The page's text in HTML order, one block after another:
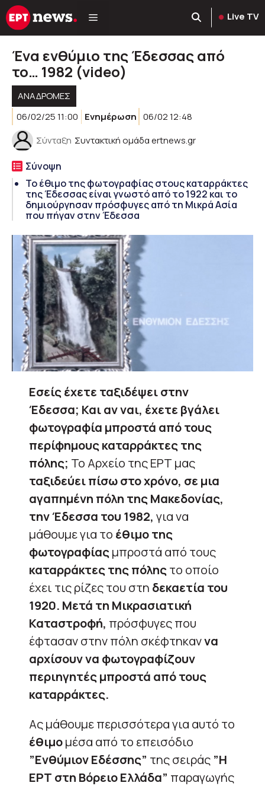
Μετάβαση
σε
Live TV
Ένα ενθύμιο της Έδεσσας από
το… 1982 (video)
ΑΝΑΔΡΟΜΈΣ
06/02/25 11:00
Ενημέρωση 06/02 12:48
Σύνταξη Συντακτική ομάδα ertnews.gr
Σύνοψη
Το έθιμο της φωτογραφίας στους καταρράκτες
της Έδεσσας είναι γνωστό από το 1922 και το
δημιούργησαν πρόσφυγες από τη Μικρά Ασία
που πήγαν στην Έδεσσα
Εσείς έχετε ταξιδέψει στην
Έδεσσα; Και αν ναι, έχετε βγάλει
φωτογραφία μπροστά από τους
περίφημους καταρράκτες της
πόλης; Το Αρχείο της ΕΡΤ μας
ταξιδεύει πίσω στο χρόνο, σε μια
αγαπημένη πόλη της Μακεδονίας,
την Έδεσσα του 1982, για να
μάθουμε για το έθιμο της
φωτογραφίαςμπροστά από τους
καταρράκτες της πόληςτο οποίο
έχει τις ρίζες του στη δεκαετία του
1920. Μετά τη Μικρασιατική
Καταστροφή, πρόσφυγες που
έφτασαν στην πόλη σκέφτηκαννα
αρχίσουν να φωτογραφίζουν
περιηγητές μπροστά από τους
καταρράκτες.
Ας μάθουμε περισσότερα για αυτό το
έθιμομέσα από το επεισόδιο
”Ενθύμιον Εδέσσης” της σειράς ”Η
ΕΡΤ στη Βόρειο Ελλάδα” παραγωγής